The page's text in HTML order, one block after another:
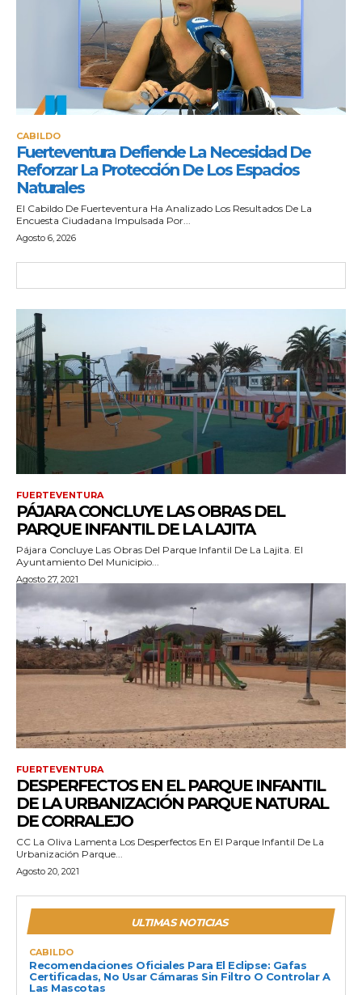
CABILDO
Fuerteventura Defiende La Necesidad De
Reforzar La Protección De Los Espacios
Naturales
El Cabildo De Fuerteventura Ha Analizado Los Resultados De La
Encuesta Ciudadana Impulsada Por...
Agosto 6, 2026
FUERTEVENTURA
PÁJARA CONCLUYE LAS OBRAS DEL
PARQUE INFANTIL DE LA LAJITA
Pájara Concluye Las Obras Del Parque Infantil De La Lajita. El
Ayuntamiento Del Municipio...
Agosto 27, 2021
FUERTEVENTURA
DESPERFECTOS EN EL PARQUE INFANTIL
DE LA URBANIZACIÓN PARQUE NATURAL
DE CORRALEJO
CC La Oliva Lamenta Los Desperfectos En El Parque Infantil De La
Urbanización Parque...
Agosto 20, 2021
ULTIMAS NOTICIAS
CABILDO
Recomendaciones Oficiales Para El Eclipse: Gafas
Certificadas, No Usar Cámaras Sin Filtro O Controlar A
Las Mascotas